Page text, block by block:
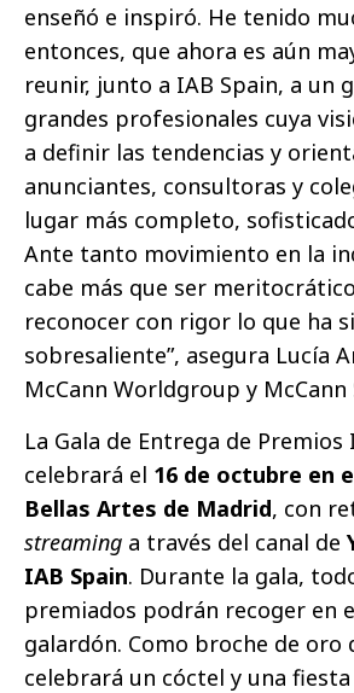
enseñó e inspiró. He tenido
entonces, que ahora es aún
reunir, junto a IAB Spain, a un
grandes profesionales cuya
a definir las tendencias y
anunciantes, consultoras y
lugar más completo,
Ante tanto movimiento en la
cabe más que ser
reconocer con rigor lo que ha
sobresaliente”, asegura Lucía
McCann Worldgroup y McCann
La Gala de Entrega de
celebrará el 16 de octubre en
Bellas Artes de Madrid, con
streaming a través del canal de
IAB Spain. Durante la gala,
premiados podrán recoger en
galardón. Como broche de oro
celebrará un cóctel y una